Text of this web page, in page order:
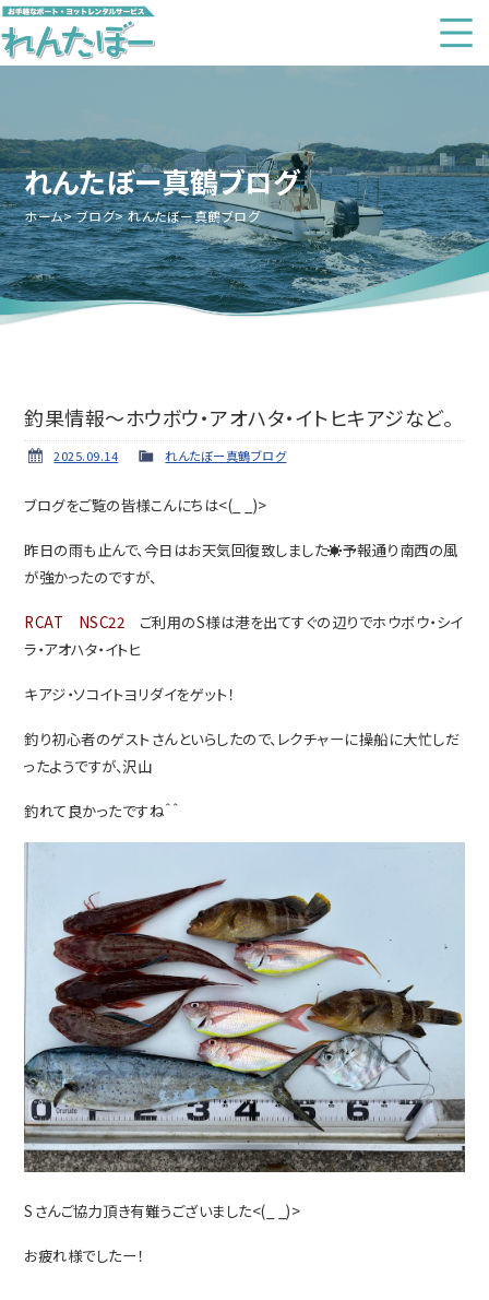
れんたぼー真鶴ブログ
ホーム ブログ れんたぼー真鶴ブログ
釣果情報～ホウボウ・アオハタ・イトヒキアジなど。
2025.09.14 れんたぼー真鶴ブログ
ブログをご覧の皆様こんにちは<(_ _)>
昨日の雨も止んで、今日はお天気回復致しました☀予報通り南西の風
が強かったのですが、
RCAT NSC22 ご利用のS様は港を出てすぐの辺りでホウボウ・シイ
ラ・アオハタ・イトヒ
キアジ・ソコイトヨリダイをゲット！
釣り初心者のゲストさんといらしたので、レクチャーに操船に大忙しだ
ったようですが、沢山
釣れて良かったですね＾＾
Sさんご協力頂き有難うございました<(_ _)>
お疲れ様でしたー！